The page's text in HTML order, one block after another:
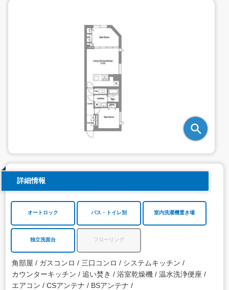
詳細情報
オートロック バス・トイレ別 室内洗濯機置き場
独立洗面台 フローリング
角部屋 ガスコンロ 三口コンロ
システムキッチン
カウンターキッチン
追い焚き 浴室乾燥機
温水洗浄便座
エアコン
CSアンテナ
BSアンテナ